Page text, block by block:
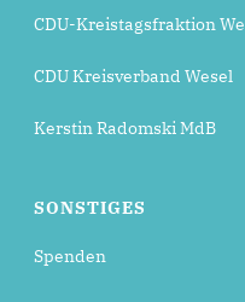
CDU-Kreistagsfraktion
CDU Kreisverband Wesel
Kerstin Radomski MdB
SONSTIGES
Spenden